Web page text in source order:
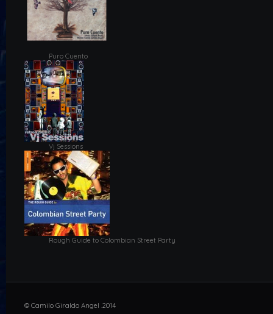
Puro Cuento
Vj Sessions
Rough Guide to Colombian Street Party
© Camilo Giraldo Angel .2014